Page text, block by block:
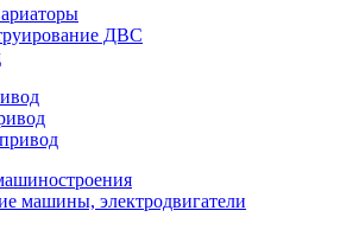
ДВС
машины, электродвигатели